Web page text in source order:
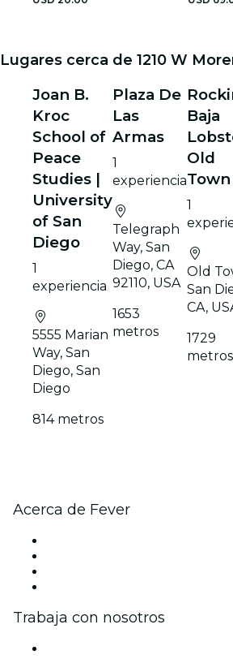
Lugares cerca de 1210 W
Joan B.
Kroc
School of
Peace
Studies |
University
of San
Diego
1
experiencia
5555 Marian
Way, San
Diego, San
Diego
814 metros
Plaza De
Las
Armas
1
experiencia
Telegraph
Way, San
Diego, CA
92110, USA
1653
metros
Baja
Old
Town
1
Old
San
CA,
1729
metros
Acerca de Fever
Trabaja con nosotros